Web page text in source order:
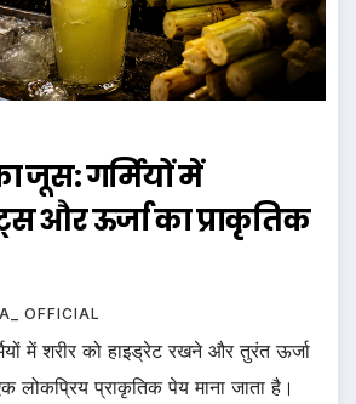
जूस: गर्मियों में
और ऊर्जा का प्राकृतिक
OFFICIAL
में शरीर को हाइड्रेट रखने और तुरंत ऊर्जा
लोकप्रिय प्राकृतिक पेय माना जाता है।